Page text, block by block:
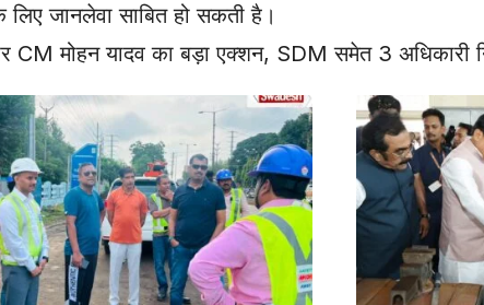
जानलेवा साबित हो सकती है।
मोहन यादव का बड़ा एक्शन, SDM समेत 3 अधिकारी